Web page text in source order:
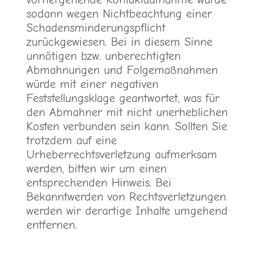
sodann wegen Nichtbeachtung einer
Schadensminderungspflicht
zurückgewiesen. Bei in diesem Sinne
unnötigen bzw. unberechtigten
Abmahnungen und Folgemaßnahmen
würde mit einer negativen
Feststellungsklage geantwortet, was für
den Abmahner mit nicht unerheblichen
Kosten verbunden sein kann. Sollten Sie
trotzdem auf eine
Urheberrechtsverletzung aufmerksam
werden, bitten wir um einen
entsprechenden Hinweis. Bei
Bekanntwerden von Rechtsverletzungen
werden wir derartige Inhalte umgehend
entfernen.